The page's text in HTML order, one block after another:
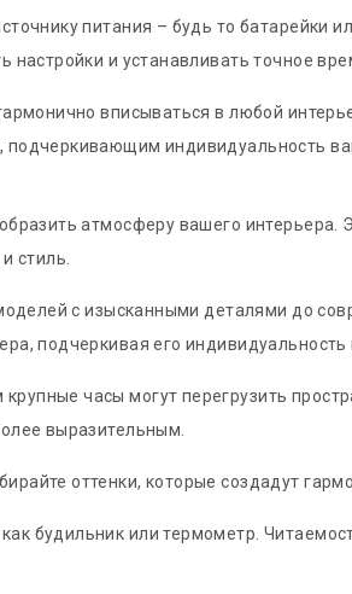
питания – будь то батарейки
и устанавливать точное
вписываться в любой
индивидуальность
атмосферу вашего интерьера.
стиль.
с изысканными деталями до
подчеркивая его индивидуальность
часы могут перегрузить
выразительным.
оттенки, которые создадут
будильник или термометр.